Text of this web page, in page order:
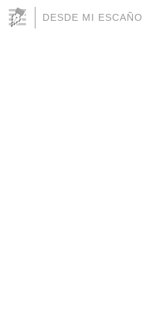
DESDE MI ESCAÑO